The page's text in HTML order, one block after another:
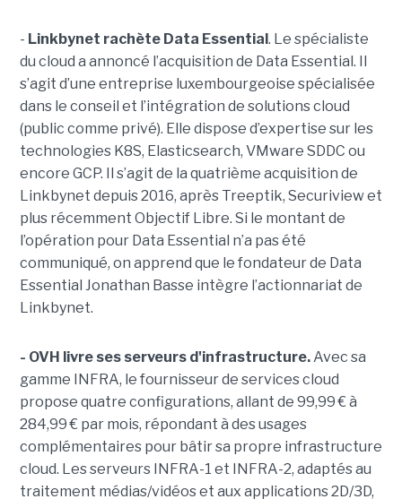
- Linkbynet rachète Data Essential . Le spécialiste
du cloud a annoncé l’acquisition de Data Essential. Il
s’agit d’une entreprise luxembourgeoise spécialisée
dans le conseil et l’intégration de solutions cloud
(public comme privé). Elle dispose d’expertise sur les
technologies K8S, Elasticsearch, VMware SDDC ou
encore GCP. Il s’agit de la quatrième acquisition de
Linkbynet depuis 2016, après Treeptik, Securiview et
plus récemment Objectif Libre. Si le montant de
l’opération pour Data Essential n’a pas été
communiqué, on apprend que le fondateur de Data
Essential Jonathan Basse intègre l’actionnariat de
Linkbynet.
- OVH livre ses serveurs d'infrastructure.Avec sa
gamme INFRA, le fournisseur de services cloud
propose quatre configurations, allant de 99,99 € à
284,99 € par mois, répondant à des usages
complémentaires pour bâtir sa propre infrastructure
cloud. Les serveurs INFRA-1 et INFRA-2, adaptés au
traitement médias/vidéos et aux applications 2D/3D,